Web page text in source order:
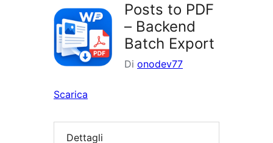
Posts to PDF
– Backend
Batch Export
Di onodev77
Scarica
Dettagli